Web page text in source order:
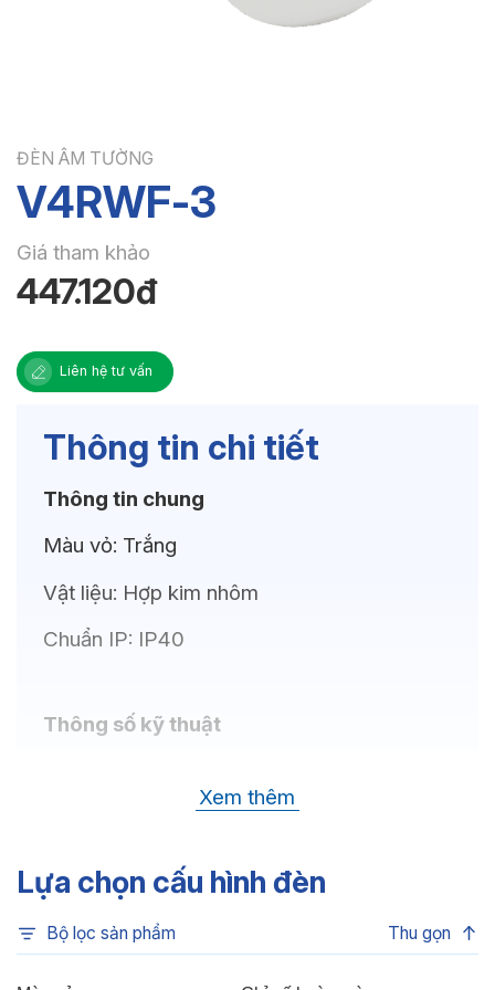
ĐÈN ÂM TƯỜNG
V4RWF-3
Giá tham khảo
447.120đ
Liên hệ tư vấn
Thông tin chi tiết
Thông tin chung
Màu vỏ: Trắng
Vật liệu: Hợp kim nhôm
Chuẩn IP: IP40
Thông số kỹ thuật
3000K
Chỉ số hoàn màu:
CRI>80
Xem thêm
Lựa chọn cấu hình đèn
Bộ lọc sản phẩm Thu gọn